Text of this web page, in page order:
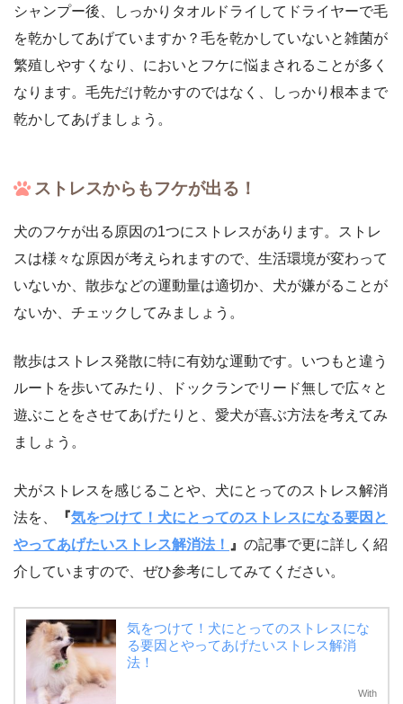
シャンプー後、しっかりタオルドライしてドライヤーで毛
を乾かしてあげていますか？毛を乾かしていないと雑菌が
繁殖しやすくなり、においとフケに悩まされることが多く
なります。毛先だけ乾かすのではなく、しっかり根本まで
乾かしてあげましょう。
ストレスからもフケが出る！
犬のフケが出る原因の1つにストレスがあります。ストレ
スは様々な原因が考えられますので、生活環境が変わって
いないか、散歩などの運動量は適切か、犬が嫌がることが
ないか、チェックしてみましょう。
散歩はストレス発散に特に有効な運動です。いつもと違う
ルートを歩いてみたり、ドックランでリード無しで広々と
遊ぶことをさせてあげたりと、愛犬が喜ぶ方法を考えてみ
ましょう。
犬がストレスを感じることや、犬にとってのストレス解消
法を、
『気をつけて！犬にとってのストレスになる要因と
やってあげたいストレス解消法！ 』 の記事で更に詳しく紹
介していますので、ぜひ参考にしてみてください。
気をつけて！犬にとってのストレスにな
る要因とやってあげたいストレス解消
法！
With